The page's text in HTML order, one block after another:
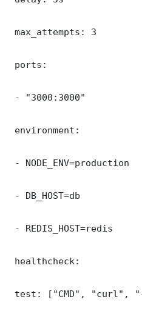
max_attempts: 3
ports:
- "3000:3000"
environment:
- NODE_ENV=production
- DB_HOST=db
- REDIS_HOST=redis
healthcheck:
test: ["CMD", "curl",